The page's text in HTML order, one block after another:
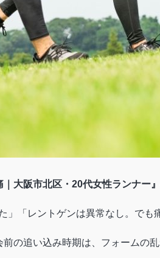
大阪市北区・20代女性ランナー
」「レントゲンは異常なし。で
の追い込み時期は、フォームの